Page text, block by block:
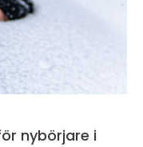
nybörjare i